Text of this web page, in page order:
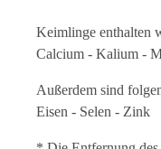
Keimlinge enthalten
Calcium - Kalium -
Außerdem sind
Eisen - Selen - Zink